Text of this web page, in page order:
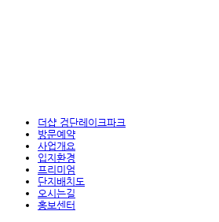
더샵 검단레이크파크
방문예약
사업개요
입지환경
프리미엄
단지배치도
오시는길
홍보센터